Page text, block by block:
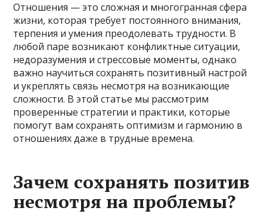
Отношения — это сложная и многогранная сфера
жизни, которая требует постоянного внимания,
терпения и умения преодолевать трудности. В
любой паре возникают конфликтные ситуации,
недоразумения и стрессовые моменты, однако
важно научиться сохранять позитивный настрой
и укреплять связь несмотря на возникающие
сложности. В этой статье мы рассмотрим
проверенные стратегии и практики, которые
помогут вам сохранять оптимизм и гармонию в
отношениях даже в трудные времена.
Зачем сохранять позитив
несмотря на проблемы?